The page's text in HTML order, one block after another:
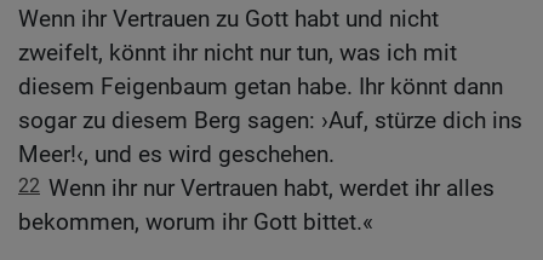
Wenn ihr Vertrauen zu Gott habt und nicht
zweifelt, könnt ihr nicht nur tun, was ich mit
diesem Feigenbaum getan habe. Ihr könnt dann
sogar zu diesem Berg sagen: ›Auf, stürze dich ins
Meer!‹, und es wird geschehen.
22 Wenn ihr nur Vertrauen habt, werdet ihr alles
bekommen, worum ihr Gott bittet.«